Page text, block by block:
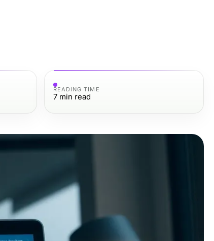
READING TIME
7 min read